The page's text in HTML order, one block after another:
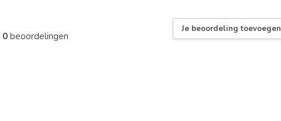
Professionele RVV verkeersborden volgens NEN-EN 12899-1
0beoordelingen
Je beoordeling toevoegen